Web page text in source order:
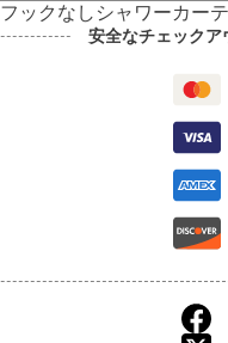
フックなしシャワーカー
安全なチェックア